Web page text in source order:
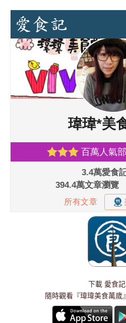
下載 愛食
隨時觀看『瑋瑋美食萬歲